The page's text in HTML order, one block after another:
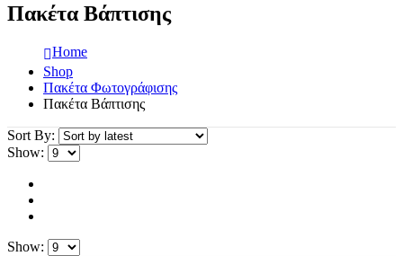
Πακέτα Βάπτισης
Home
Shop
Πακέτα Φωτογράφισης
Πακέτα Βάπτισης
Sort By:
Show:
Show: